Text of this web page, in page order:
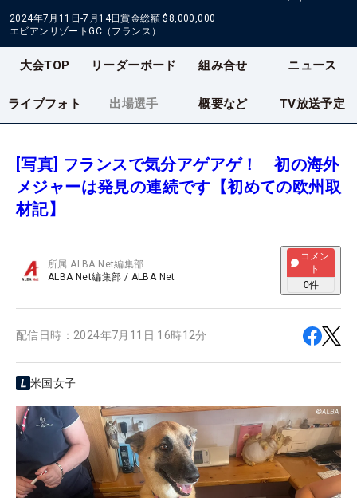
2024年7月11日-7月14日賞金総額 $8,000,000
エビアンリゾートGC（フランス）
大会TOP リーダーボード 組み合せ ニュース
ライブフォト 出場選手 概要など TV放送予定
[写真] フランスで気分アゲアゲ！ 初の海外
メジャーは発見の連続です【初めての欧州取
材記】
所属ALBA Net編集部
ALBA Net編集部 / ALBA Net
コメン
ト
0件
配信日時： 2024年7月11日 16時12分
米国女子